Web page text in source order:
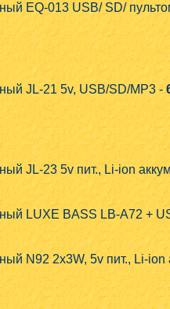
EQ-013 USB/ SD/
JL-21 5v, USB/SD/MP3 -
JL-23 5v пит., Li-ion
LUXE BASS LB-A72 +
N92 2x3W, 5v пит., Li-